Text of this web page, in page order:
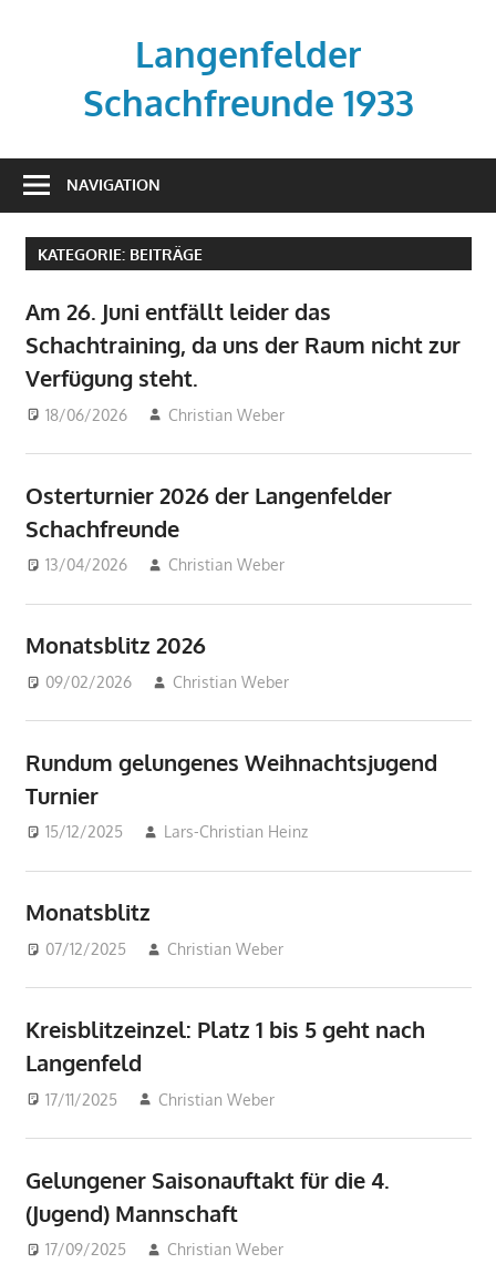
Langenfelder
Schachfreunde 1933
der
Schachfreunde
NAVIGATION
KATEGORIE: BEITRÄGE
Am 26. Juni entfällt leider das
Schachtraining, da uns der Raum nicht zur
Verfügung steht.
18/06/2026 Christian Weber
Osterturnier 2026 der Langenfelder
Schachfreunde
13/04/2026 Christian Weber
Monatsblitz 2026
09/02/2026 Christian Weber
Rundum gelungenes Weihnachtsjugend
Turnier
15/12/2025 Lars-Christian Heinz
Monatsblitz
07/12/2025 Christian Weber
Kreisblitzeinzel: Platz 1 bis 5 geht nach
Langenfeld
17/11/2025 Christian Weber
Gelungener Saisonauftakt für die 4.
(Jugend) Mannschaft
17/09/2025 Christian Weber